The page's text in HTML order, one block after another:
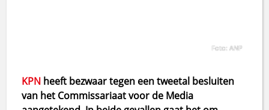
Foto: ANP
KPN heeft bezwaar tegen een tweetal besluiten
van het Commissariaat voor de Media